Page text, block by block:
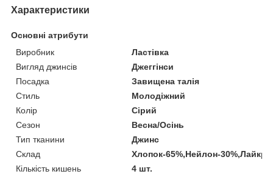
Характеристики
Основні атрибути
Виробник
Ластівка
Вигляд джинсів
Джеггінси
Посадка
Завищена талія
Стиль
Молодіжний
Колір
Сірий
Сезон
Весна/Осінь
Тип тканини
Джинс
Склад
Хлопок-65%,Нейлон-
Кількість кишень
4 шт.